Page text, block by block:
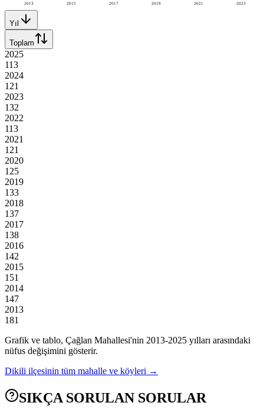
2013 2015 2017 2019 2021 2023
Yıl
Toplam
2025
113
2024
121
2023
132
2022
113
2021
121
2020
125
2019
133
2018
137
2017
138
2016
142
2015
151
2014
147
2013
181
Grafik ve tablo, Çağlan Mahallesi'nin 2013-2025 yılları arasındaki
nüfus değişimini gösterir.
Dikili ilçesinin tüm mahalle ve köyleri →
SIKÇA SORULAN SORULAR